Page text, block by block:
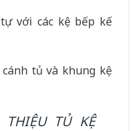
với các kệ bếp kế
tủ và khung kệ
THIỆU TỦ KỆ